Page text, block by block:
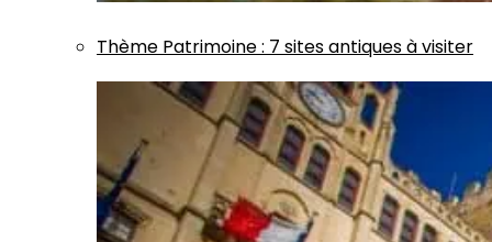
Thème Patrimoine: 7 sites antiques à visiter